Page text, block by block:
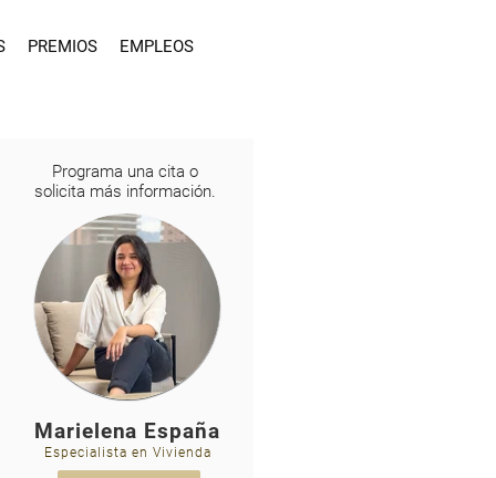
PREMIOS EMPLEOS
Programa una cita o
solicita más información.
Marielena España
Especialista en Vivienda